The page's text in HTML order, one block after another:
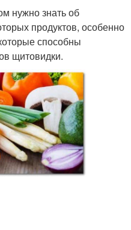
нужно знать об
продуктов, особенно
способны
щитовидки.